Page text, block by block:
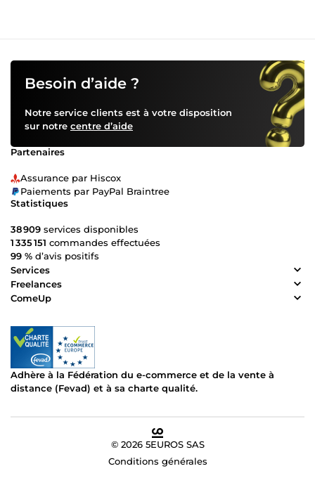
Besoin d’aide ?
Notre service clients est à votre disposition
sur notre centre d’aide
Partenaires
Assurance par Hiscox
Paiements par PayPal Braintree
Statistiques
38 909 services disponibles
1 335 151 commandes effectuées
99 % d’avis positifs
Services
Freelances
ComeUp
Adhère à la Fédération du e-commerce et de la vente à
distance (Fevad) et à sa charte qualité.
© 2026 5EUROS SAS
Conditions générales